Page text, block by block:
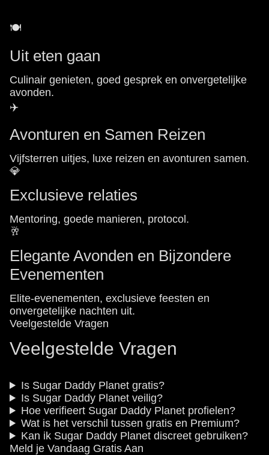
🍽️
Uit eten gaan
Culinair genieten, goed gesprek en onvergetelijke
avonden.
✈️
Avonturen en Samen Reizen
Vijfsterren uitjes, luxe reizen en avonturen samen.
💎
Exclusieve relaties
Mentoring, goede manieren, protocol.
🥂
Elegante Avonden en Bijzondere
Evenementen
Elite-evenementen, exclusieve feesten en
onvergetelijke nachten uit.
Veelgestelde Vragen
Veelgestelde Vragen
Is Sugar Daddy Planet gratis?
Is Sugar Daddy Planet veilig?
Hoe verifieert Sugar Daddy Planet profielen?
Wat is het verschil tussen gratis en Premium?
Kan ik Sugar Daddy Planet discreet gebruiken?
Meld je Vandaag Gratis Aan